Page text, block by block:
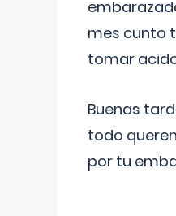
mes cunto
tomar
Buenas
todo
por tu